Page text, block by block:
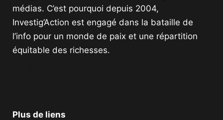
médias. C’est pourquoi depuis 2004,
Investig’Action est engagé dans la bataille de
l’info pour un monde de paix et une répartition
équitable des richesses.
Plus de liens